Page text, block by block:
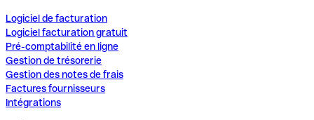
Logiciel de facturation
Logiciel facturation gratuit
Pré-comptabilité en ligne
Gestion de trésorerie
Gestion des notes de frais
Factures fournisseurs
Intégrations